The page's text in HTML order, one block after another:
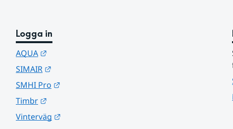
Logga in
AQUA
SIMAIR
SMHI Pro
Timbr
Vinterväg